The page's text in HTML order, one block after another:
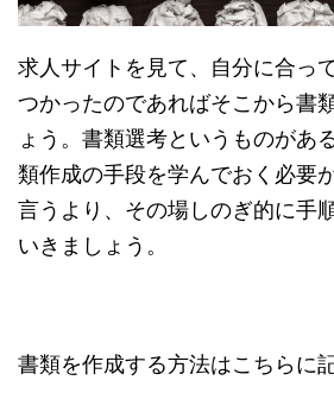
求人サイトを見て、自分に合っ
つかったのであればそこから書
ょう。書類選考というものがあ
類作成の手段を学んでおく必要
言うより、その場しのぎ的に手
いきましょう。
書類を作成する方法はこちらに